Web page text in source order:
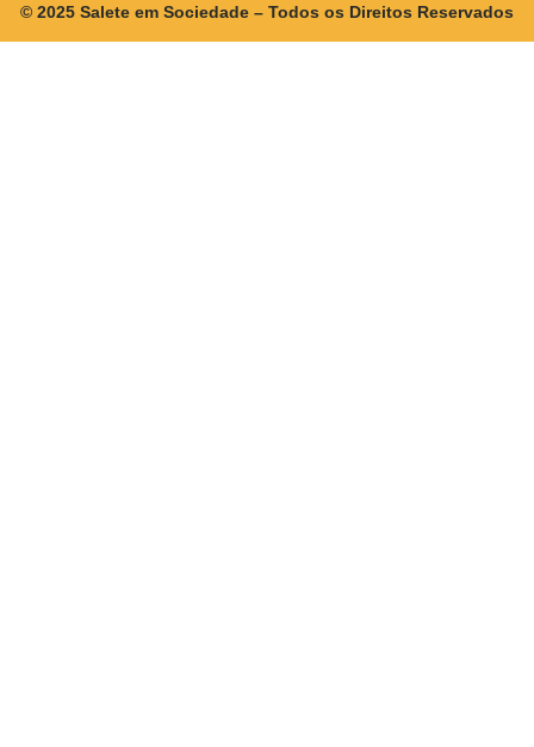
© 2025 Salete em Sociedade – Todos os Direitos Reservados